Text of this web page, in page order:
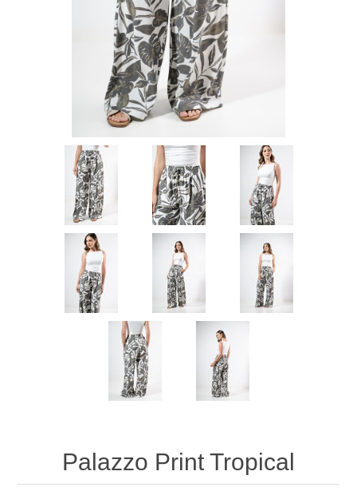
Palazzo Print Tropical